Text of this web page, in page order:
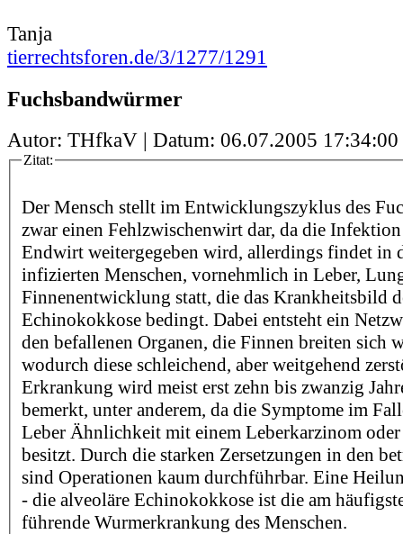
Tanja
tierrechtsforen.de/3/1277/1291
Fuchsbandwürmer
Autor: THfkaV | Datum: 06.07.2005 17:34:00
Zitat:
Der Mensch stellt im Entwicklungszyklus des
zwar einen Fehlzwischenwirt dar, da die
Endwirt weitergegeben wird, allerdings findet in
infizierten Menschen, vornehmlich in Leber,
Finnenentwicklung statt, die das Krankheitsbild
Echinokokkose bedingt. Dabei entsteht ein
den befallenen Organen, die Finnen breiten sich
wodurch diese schleichend, aber weitgehend
Erkrankung wird meist erst zehn bis zwanzig
bemerkt, unter anderem, da die Symptome im
Leber Ähnlichkeit mit einem Leberkarzinom
besitzt. Durch die starken Zersetzungen in den
sind Operationen kaum durchführbar. Eine
- die alveoläre Echinokokkose ist die am
führende Wurmerkrankung des Menschen.